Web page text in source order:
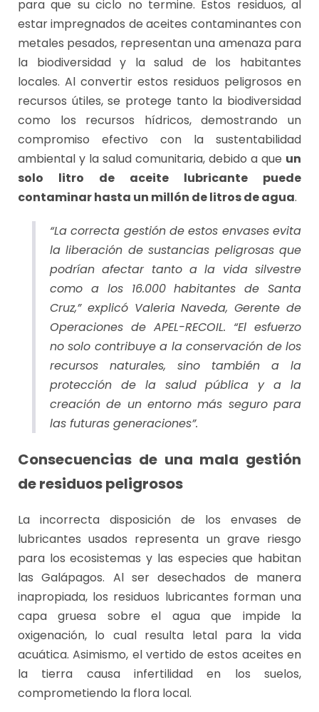
para que su ciclo no termine. Estos residuos, al
estar impregnados de aceites contaminantes con
metales pesados, representan una amenaza para
la biodiversidad y la salud de los habitantes
locales. Al convertir estos residuos peligrosos en
recursos útiles, se protege tanto la biodiversidad
como los recursos hídricos, demostrando un
compromiso efectivo con la sustentabilidad
ambiental y la salud comunitaria, debido a que un
solo litro de aceite lubricante puede
contaminar hasta un millón de litros de agua.
“La correcta gestión de estos envases evita
la liberación de sustancias peligrosas que
podrían afectar tanto a la vida silvestre
como a los 16.000 habitantes de Santa
Cruz,” explicó Valeria Naveda, Gerente de
Operaciones de APEL-RECOIL. “El esfuerzo
no solo contribuye a la conservación de los
recursos naturales, sino también a la
protección de la salud pública y a la
creación de un entorno más seguro para
las futuras generaciones”.
Consecuencias de una mala gestión
de residuos peligrosos
La incorrecta disposición de los envases de
lubricantes usados representa un grave riesgo
para los ecosistemas y las especies que habitan
las Galápagos. Al ser desechados de manera
inapropiada, los residuos lubricantes forman una
capa gruesa sobre el agua que impide la
oxigenación, lo cual resulta letal para la vida
acuática. Asimismo, el vertido de estos aceites en
la tierra causa infertilidad en los suelos,
comprometiendo la flora local.